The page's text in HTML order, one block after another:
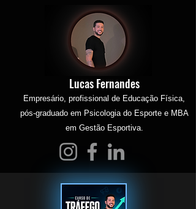
Lucas Fernandes
Empresário, profissional de Educação Física,
pós-graduado em Psicologia do Esporte e MBA
em Gestão Esportiva.